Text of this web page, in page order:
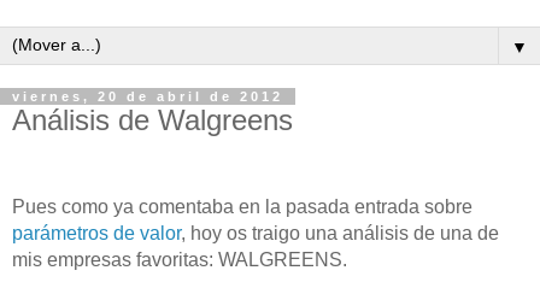
▼
viernes, 20 de abril de 2012
Análisis de Walgreens
Pues como ya comentaba en la pasada entrada sobre
parámetros de valor, hoy os traigo una análisis de una de
mis empresas favoritas: WALGREENS.